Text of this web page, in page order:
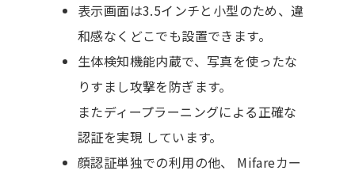
表示画面は3.5インチと小型のため、違
和感なくどこでも設置できます。
生体検知機能内蔵で、写真を使ったな
りすまし攻撃を防ぎます。
またディープラーニングによる正確な
認証を実現 しています。
顔認証単独での利用の他、 Mifareカー